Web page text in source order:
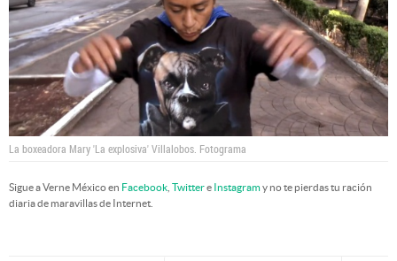
La boxeadora Mary 'La explosiva' Villalobos. Fotograma
Sigue a Verne México en Facebook Twittere Instagramy no te pierdas tu ración
diaria de maravillas de Internet.